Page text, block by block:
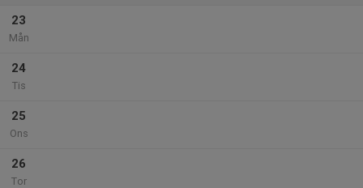
23
Mån
24
Tis
25
Ons
26
Tor